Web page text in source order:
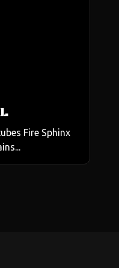
Fire Sphinx